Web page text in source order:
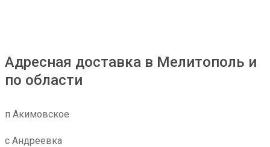
Адресная доставка в Мелитополь и
по области
п Акимовское
с Андреевка